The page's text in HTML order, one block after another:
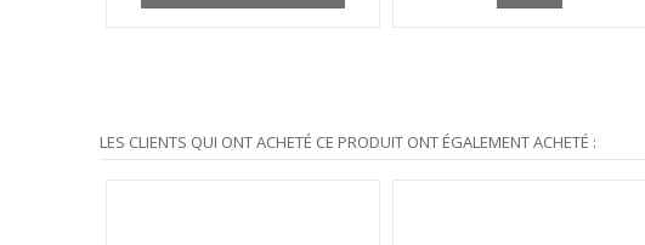
LES CLIENTS QUI ONT ACHETÉ CE PRODUIT ONT ÉGALEMENT ACHETÉ :